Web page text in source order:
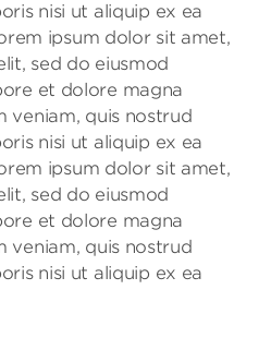
nisi ut aliquip ex ea
ipsum dolor sit amet,
sed do eiusmod
et dolore magna
veniam, quis nostrud
nisi ut aliquip ex ea
ipsum dolor sit amet,
sed do eiusmod
et dolore magna
veniam, quis nostrud
nisi ut aliquip ex ea